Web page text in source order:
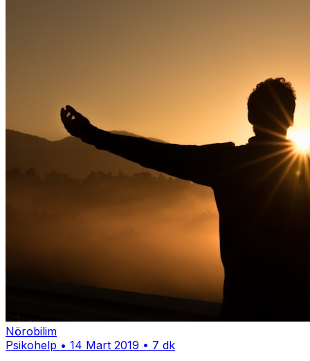
Nörobilim
Psikohelp • 14 Mart 2019 • 7 dk